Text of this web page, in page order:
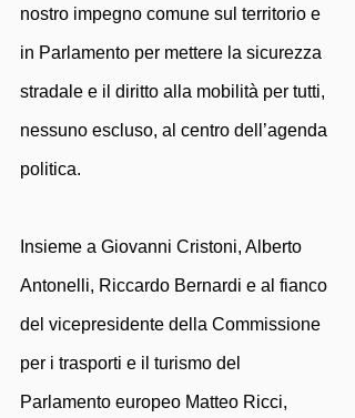
nostro impegno comune sul territorio e
in Parlamento per mettere la sicurezza
stradale e il diritto alla mobilità per tutti,
nessuno escluso, al centro dell’agenda
politica.
Insieme a Giovanni Cristoni, Alberto
Antonelli, Riccardo Bernardi e al fianco
del vicepresidente della Commissione
per i trasporti e il turismo del
Parlamento europeo Matteo Ricci,